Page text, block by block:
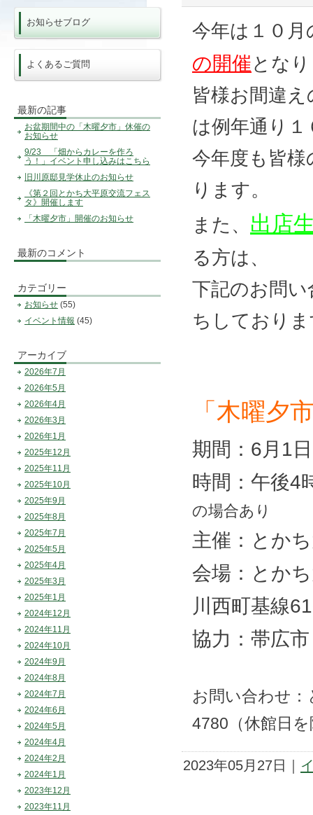
今年は１０
の開催とな
皆様お間違
は例年通り
今年度も皆
ります。
また、 出店
る方は、
下記のお問
ちしており
「木曜夕
期間：6月1
時間：午後4
の場合あり
主催：とか
会場：とか
川西町基線
協力：帯広市
お問い合わせ
4780（休館日
2023年05月27日｜
お知らせブログ
よくあるご質問
最新の記事
お盆期間中の「木曜夕市」休催の
お知らせ
9/23 「畑からカレーを作ろ
う！」イベント申し込みはこちら
旧川原邸見学休止のお知らせ
《第２回とかち大平原交流フェス
タ》開催します
「木曜夕市」開催のお知らせ
最新のコメント
カテゴリー
お知らせ (55)
イベント情報 (45)
アーカイブ
2026年7月
2026年5月
2026年4月
2026年3月
2026年1月
2025年12月
2025年11月
2025年10月
2025年9月
2025年8月
2025年7月
2025年5月
2025年4月
2025年3月
2025年1月
2024年12月
2024年11月
2024年10月
2024年9月
2024年8月
2024年7月
2024年6月
2024年5月
2024年4月
2024年2月
2024年1月
2023年12月
2023年11月